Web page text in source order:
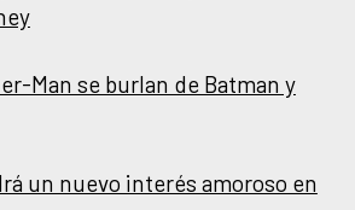
Man se burlan de Batman y
un nuevo interés amoroso en